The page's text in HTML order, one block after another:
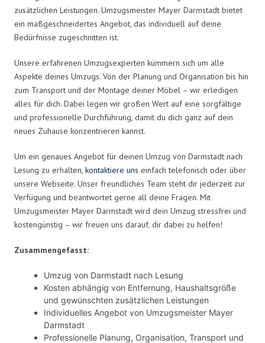
zusätzlichen Leistungen. Umzugsmeister Mayer Darmstadt bietet
ein maßgeschneidertes Angebot, das individuell auf deine
Bedürfnisse zugeschnitten ist.
Unsere erfahrenen Umzugsexperten kümmern sich um alle
Aspekte deines Umzugs. Von der Planung und Organisation bis hin
zum Transport und der Montage deiner Möbel – wir erledigen
alles für dich. Dabei legen wir großen Wert auf eine sorgfältige
und professionelle Durchführung, damit du dich ganz auf dein
neues Zuhause konzentrieren kannst.
Um ein genaues Angebot für deinen Umzug von Darmstadt nach
Lesung zu erhalten, kontaktiere uns einfach telefonisch oder über
unsere Webseite. Unser freundliches Team steht dir jederzeit zur
Verfügung und beantwortet gerne all deine Fragen. Mit
Umzugsmeister Mayer Darmstadt wird dein Umzug stressfrei und
kostengünstig – wir freuen uns darauf, dir dabei zu helfen!
Zusammengefasst:
Umzug von Darmstadt nach Lesung
Kosten abhängig von Entfernung, Haushaltsgröße
und gewünschten zusätzlichen Leistungen
Individuelles Angebot von Umzugsmeister Mayer
Darmstadt
Professionelle Planung, Organisation, Transport und